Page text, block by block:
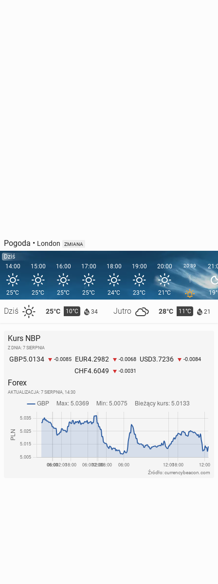
Pogoda • London ZMIANA
Dziś
14:00
25°C
Dziś 25°C 10°C 34 Jutro 28°C 11°C 21
15:00
25°C
16:00
25°C
17:00
25°C
18:00
24°C
19:00
23°C
20:00
21°C
20:39
Kurs NBP
Z DNIA: 7 SIERPNIA
GBP5.0134 -0.0085 EUR4.2982 -0.0068 USD3.7236 -0.0084
CHF4.6049 -0.0031
Forex
AKTUALIZACJA: 7 SIERPNIA, 14:30
Źródło: currencybeacon.com